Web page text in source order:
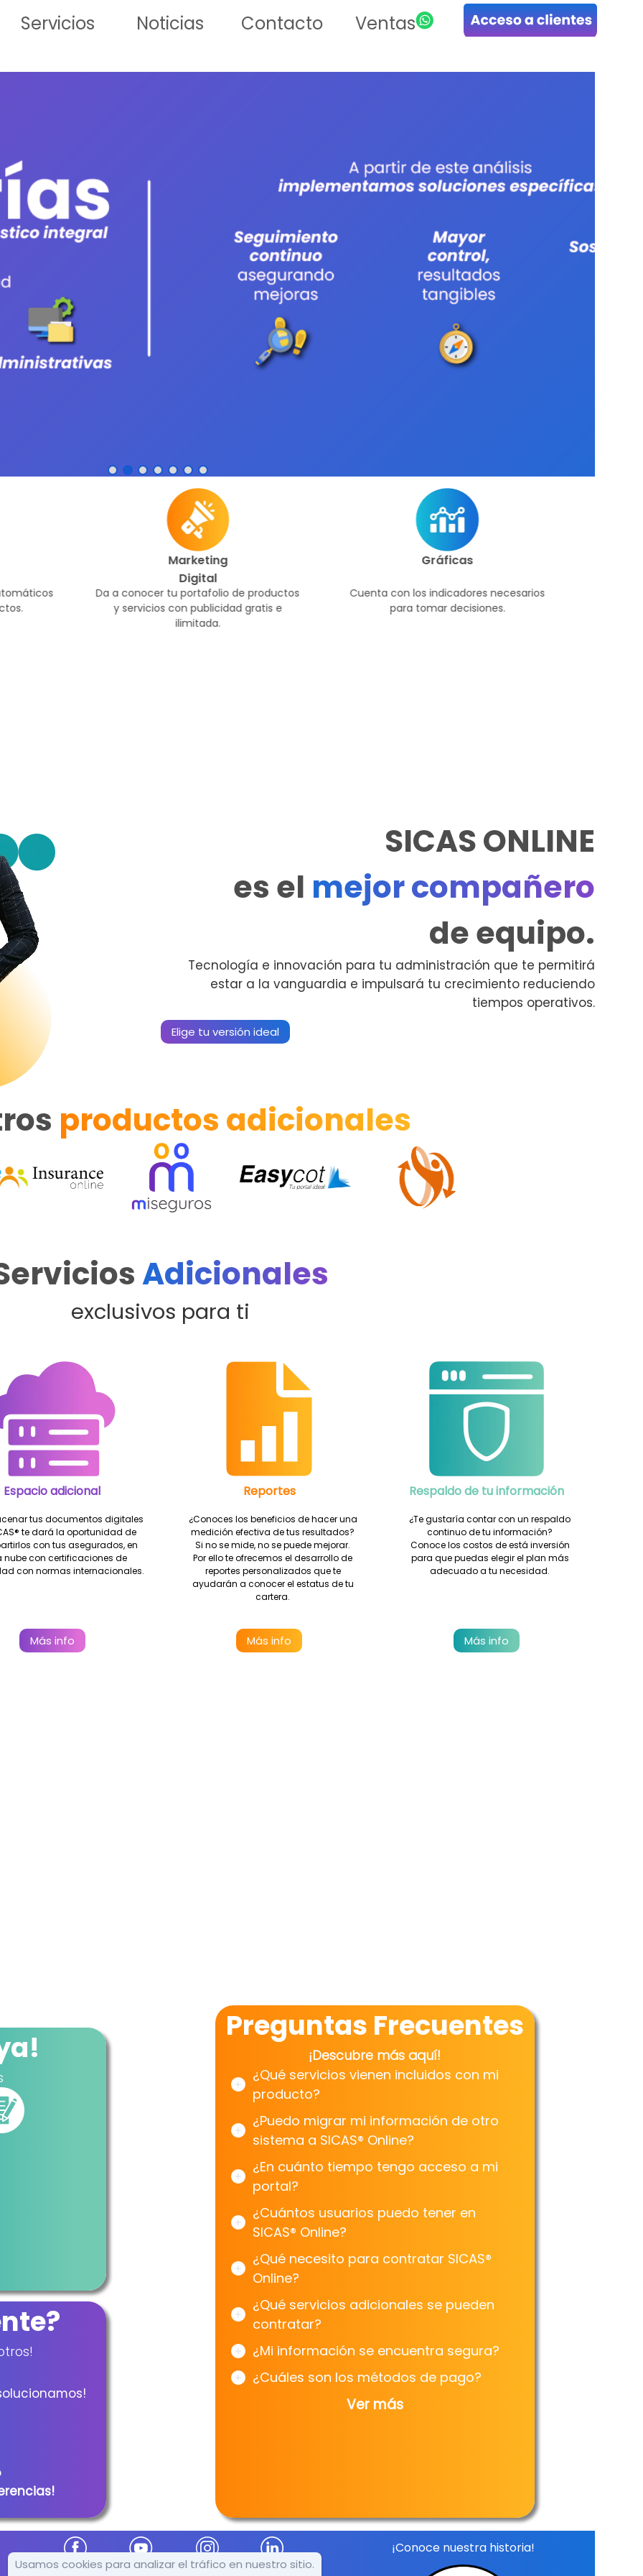
Servicios Noticias Contacto Ventas
Usamos cookies para analizar el tráfico en nuestro sitio.
Da a conocer tu portafolio de productos
y servicios con publicidad gratis e
Cuenta con los indicadores necesarios
para tomar decisiones.
Logra tus metas
SICAS ONLINE
es el mejor compañero
de equipo.
Tecnología e innovación para tu administración que te permitirá
estar a la vanguardia e impulsará tu crecimiento reduciendo
tiempos operativos.
Elige tu versión ideal
productos adicionales
Adicionales
exclusivos para ti
Espacio adicional
tus documentos digitales
te dará la oportunidad de
con tus asegurados, en
nube con certificaciones de
con normas internacionales.
Más info
Reportes
¿Conoces los beneficios de hacer una
medición efectiva de tus resultados?
Si no se mide, no se puede mejorar.
Por ello te ofrecemos el desarrollo de
reportes personalizados que te
ayudarán a conocer el estatus de tu
cartera.
Más info
Respaldo de tu información
¿Te gustaría contar con un respaldo
continuo de tu información?
Conoce los costos de está inversión
para que puedas elegir el plan más
adecuado a tu necesidad.
Más info
Preguntas Frecuentes
¡Descubre más aquí!
¿Qué servicios vienen incluidos con mi
producto?
¿Puedo migrar mi información de otro
sistema a SICAS® Online?
¿En cuánto tiempo tengo acceso a mi
portal?
¿Cuántos usuarios puedo tener en
SICAS® Online?
¿Qué necesito para contratar SICAS®
Online?
¿Qué servicios adicionales se pueden
contratar?
¿Mi información se encuentra segura?
¿Cuáles son los métodos de pago?
Ver más
¡Conoce nuestra historia!